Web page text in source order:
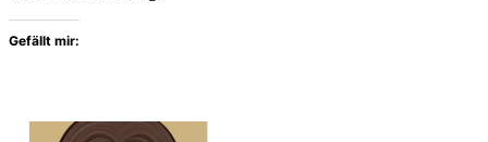
Gefällt mir: